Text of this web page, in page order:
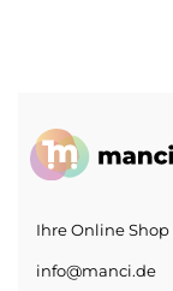
Ihre Online Shop
info@manci.de